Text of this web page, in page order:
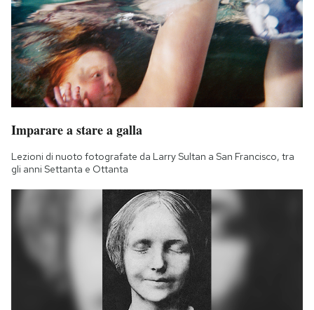
Imparare a stare a galla
Lezioni di nuoto fotografate da Larry Sultan a San Francisco, tra
gli anni Settanta e Ottanta